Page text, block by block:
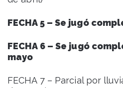
FECHA 5 – Se jugó
FECHA 6 – Se jugó
mayo
FECHA 7 – Parcial por